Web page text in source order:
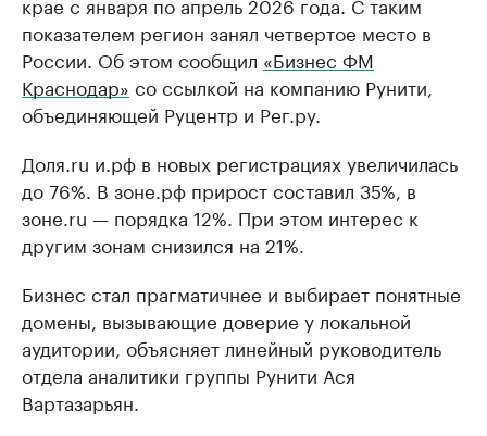
показателем регион занял четвертое место в
России. Об этом сообщил «Бизнес ФМ
Краснодар» со ссылкой на компанию Рунити,
объединяющей Руцентр и Рег.ру.
Доля.ru и.рф в новых регистрациях увеличилась
до 76%. В зоне.рф прирост составил 35%, в
зоне.ru — порядка 12%. При этом интерес к
другим зонам снизился на 21%.
Бизнес стал прагматичнее и выбирает понятные
домены, вызывающие доверие у локальной
аудитории, объясняет линейный руководитель
отдела аналитики группы Рунити Ася
Вартазарьян.